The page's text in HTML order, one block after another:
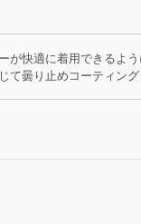
が快適に着用できるよ
て曇り止めコーティン